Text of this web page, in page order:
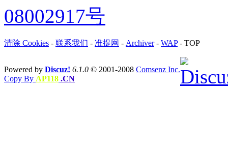
08002917号
清除 Cookies - 联系我们 - 准提网 - Archiver- WAP- TOP
Powered by Discuz! 6.1.0 © 2001-2008 Comsenz Inc.
Copy By AP118 .CN